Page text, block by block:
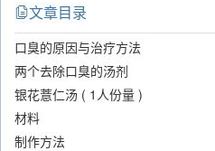
文章目录
口臭的原因与治疗方法
两个去除口臭的汤剂
银花薏仁汤 ( 1人份量 )
材料
制作方法